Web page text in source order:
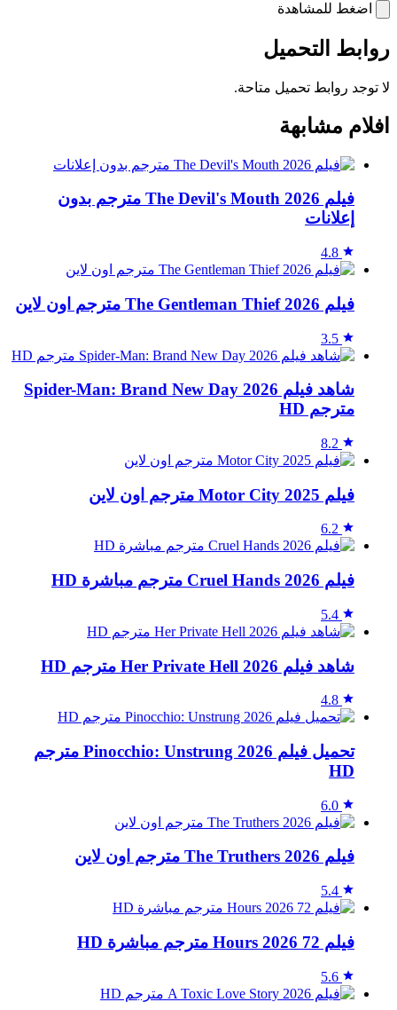
اضغط للمشاهدة
روابط التحميل
لا توجد روابط تحميل متاحة.
افلام مشابهة
فيلم The Devil's Mouth 2026 مترجم بدون
إعلانات
4.8
فيلم The Gentleman Thief 2026 مترجم اون لاين
3.5
شاهد فيلم Spider-Man: Brand New Day 2026
مترجم HD
8.2
فيلم Motor City 2025 مترجم اون لاين
6.2
فيلم Cruel Hands 2026 مترجم مباشرة HD
5.4
شاهد فيلم Her Private Hell 2026 مترجم HD
4.8
تحميل فيلم Pinocchio: Unstrung 2026 مترجم
HD
6.0
فيلم The Truthers 2026 مترجم اون لاين
5.4
فيلم 72 Hours 2026 مترجم مباشرة HD
5.6